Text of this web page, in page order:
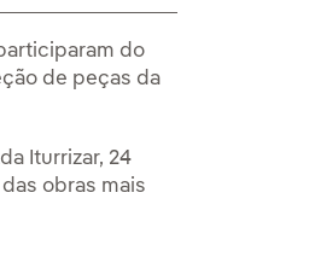
do
de peças da
Iturrizar, 24
obras mais